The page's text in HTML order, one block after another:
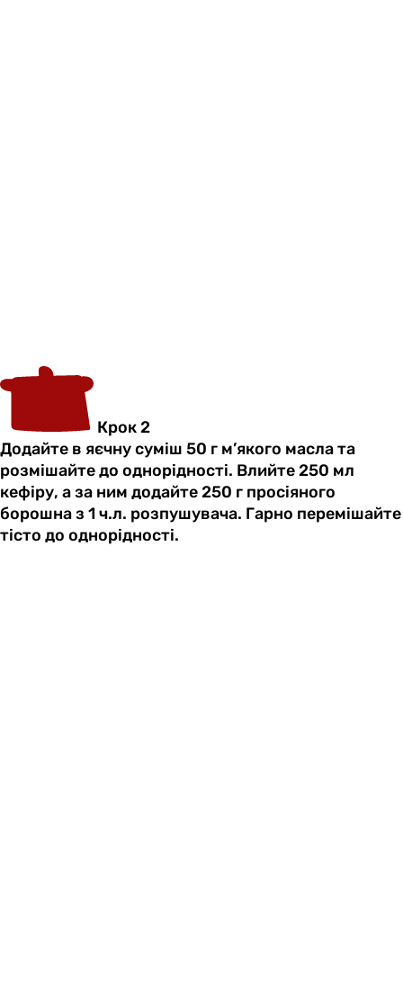
Крок 2
Додайте в яєчну суміш 50 г м’якого масла та
розмішайте до однорідності. Влийте 250 мл
кефіру, а за ним додайте 250 г просіяного
борошна з 1 ч.л. розпушувача. Гарно перемішайте
тісто до однорідності.